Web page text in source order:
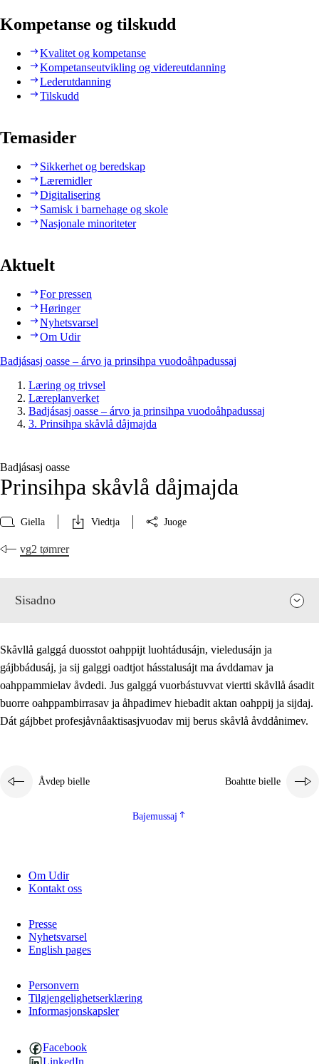
Kompetanse og tilskudd
Kvalitet og kompetanse
Kompetanseutvikling og videreutdanning
Lederutdanning
Tilskudd
Temasider
Sikkerhet og beredskap
Læremidler
Digitalisering
Samisk i barnehage og skole
Nasjonale minoriteter
Aktuelt
For pressen
Høringer
Nyhetsvarsel
Om Udir
Badjásasj oasse – árvo ja prinsihpa vuodoåhpadussaj
Læring og trivsel
Læreplanverket
Badjásasj oasse – árvo ja prinsihpa vuodoåhpadussaj
3. Prinsihpa skåvlå dåjmajda
Badjásasj oasse
Prinsihpa skåvlå dåjmajda
Giella Viedtja Juoge
vg2 tømrer
Sisadno
3. Prinsihpa skåvlå dåjmajda
3.2 Åhpadibme ja hiebadum åhpadus
3.3 Aktisasjbarggo sijda ja skåvlå gaskan
3.4 Åhpadus åhpadusvidnudagán ja barggoiellemin
3.5 Profesjåvnåaktisasjvuohta ja skåvllååvddånibme
Skåvllå galggá duosstot oahppijt luohtádusájn, vieledusájn ja
gájbbádusáj, ja sij galggi oadtjot hásstalusájt ma ávddamav ja
oahppammielav åvdedi. Jus galggá vuorbástuvvat viertti skåvllå ásadit
buorre oahppambirrasav ja åhpadimev hiebadit aktan oahppij ja sijdaj.
Dát gájbbet profesjåvnåaktisasjvuodav mij berus skåvlå åvddånimev.
Åvdep bielle Boahtte bielle
Bajemussaj
Om Udir
Kontakt oss
Presse
Nyhetsvarsel
English pages
Personvern
Tilgjengelighetserklæring
Informasjonskapsler
Facebook